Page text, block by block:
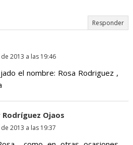
Responder
2013 a las 19:46
el nombre: Rosa Rodriguez ,
Ojaos
2013 a las 19:37